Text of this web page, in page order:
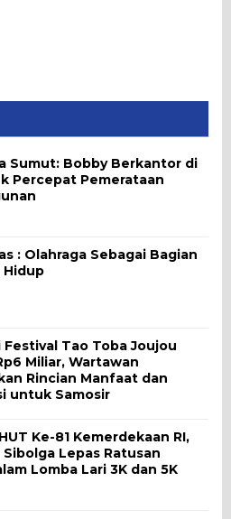
Sumut: Bobby Berkantor di
Percepat Pemerataan
: Olahraga Sebagai Bagian
Hidup
Festival Tao Toba Joujou
Miliar, Wartawan
Rincian Manfaat dan
untuk Samosir
Ke-81 Kemerdekaan RI,
Lepas Ratusan
Lomba Lari 3K dan 5K